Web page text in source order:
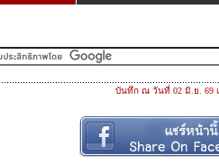
บันทึก ณ วันที่ 02 มิ.ย. 69 เ